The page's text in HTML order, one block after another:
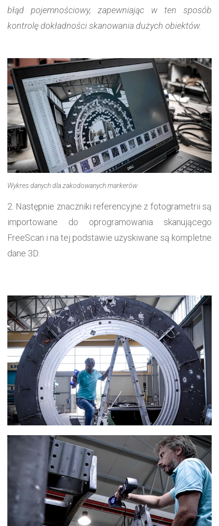
błąd pojemnościowy, zapewniając w ten sposób
kontrolę dokładności skanowania dużych obiektów.
Wykres danych dla zakodowanych markerów
Następnie znaczniki referencyjne z fotogrametrii są
importowane do oprogramowania skanującego
FreeScan i na tej podstawie uzyskiwane są kompletne
dane 3D.